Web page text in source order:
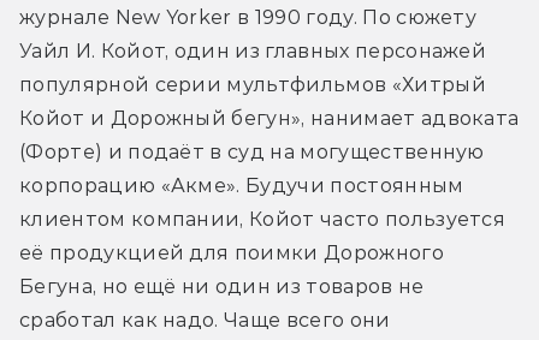
журнале New Yorker в 1990 году. По сюжету
Уайл И. Койот, один из главных персонажей
популярной серии мультфильмов «Хитрый
Койот и Дорожный бегун», нанимает адвоката
(Форте) и подаёт в суд на могущественную
корпорацию «Акме». Будучи постоянным
клиентом компании, Койот часто пользуется
её продукцией для поимки Дорожного
Бегуна, но ещё ни один из товаров не
сработал как надо. Чаще всего они